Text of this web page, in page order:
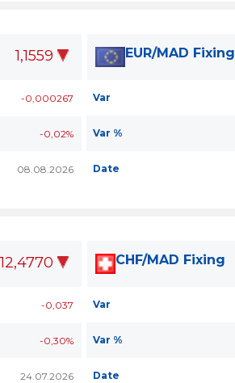
1,1559
-0,000267
-0,02%
08.08.2026
EUR/MAD Fixing
Var
Var %
Date
12,4770
-0,037
-0,30%
24.07.2026
CHF/MAD Fixing
Var
Var %
Date